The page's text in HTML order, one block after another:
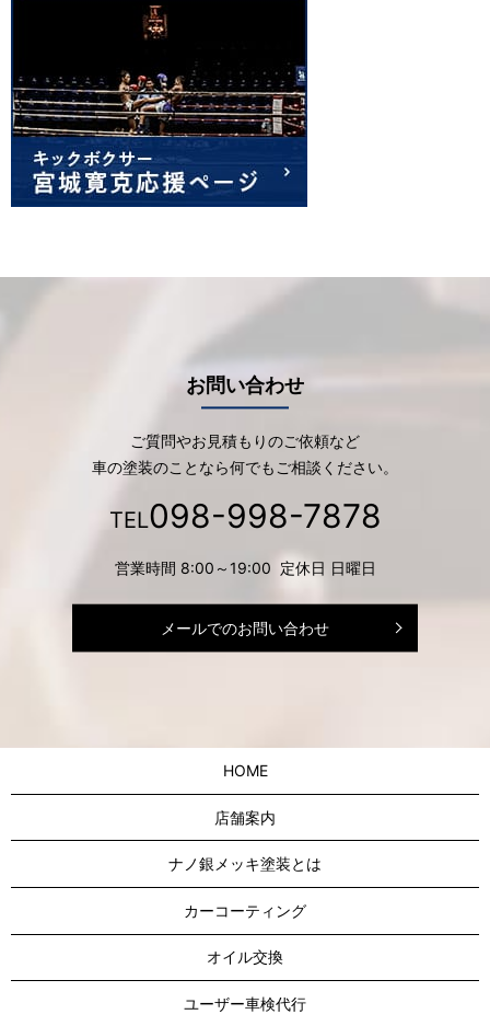
お問い合わせ
ご質問やお見積もりのご依頼など
車の塗装のことなら何でもご相談ください。
TEL098-998-7878
営業時間 8:00～19:00 定休日 日曜日
メールでのお問い合わせ
HOME
店舗案内
ナノ銀メッキ塗装とは
カーコーティング
オイル交換
ユーザー車検代行